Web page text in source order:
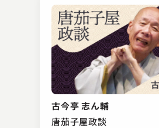
古今亭 志ん輔
唐茄子屋政談